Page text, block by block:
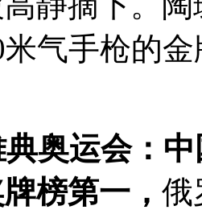
气手枪的
典奥运会：
榜第一， 俄